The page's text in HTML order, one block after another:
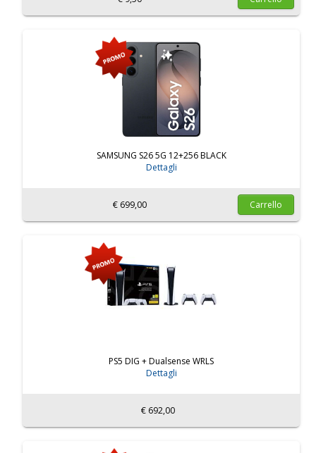
SAMSUNG S26 5G 12+256 BLACK
Dettagli
€ 699,00 Carrello
PS5 DIG + Dualsense WRLS
Dettagli
€ 692,00